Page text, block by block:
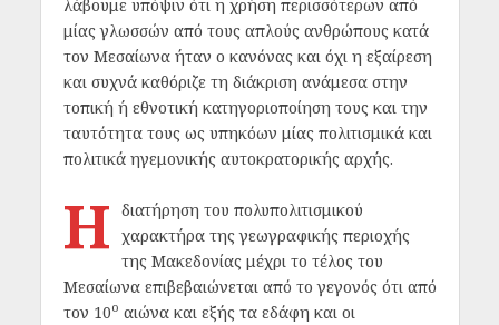
λάβουμε υπόψιν ότι η χρήση περισσότερων από
μίας γλωσσών από τους απλούς ανθρώπους κατά
τον Μεσαίωνα ήταν ο κανόνας και όχι η εξαίρεση
και συχνά καθόριζε τη διάκριση ανάμεσα στην
τοπική ή εθνοτική κατηγοριοποίηση τους και την
ταυτότητα τους ως υπηκόων μίας πολιτισμικά και
πολιτικά ηγεμονικής αυτοκρατορικής αρχής.
Η διατήρηση του πολυπολιτισμικού
χαρακτήρα της γεωγραφικής περιοχής
της Μακεδονίας μέχρι το τέλος του
Μεσαίωνα επιβεβαιώνεται από το γεγονός ότι από
τον 10ο αιώνα και εξής τα εδάφη και οι